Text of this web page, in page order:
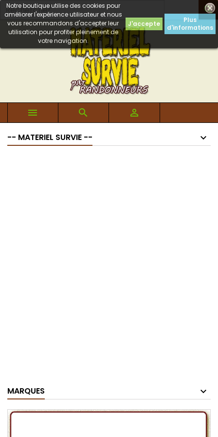

Notre boutique utilise des cookies pour
améliorer l'expérience utilisateur et nous
vous recommandons d'accepter leur
utilisation pour profiter pleinement de
votre navigation.
J'accepte
Plus
d'informations
  
-- MATERIEL SURVIE --
MARQUES